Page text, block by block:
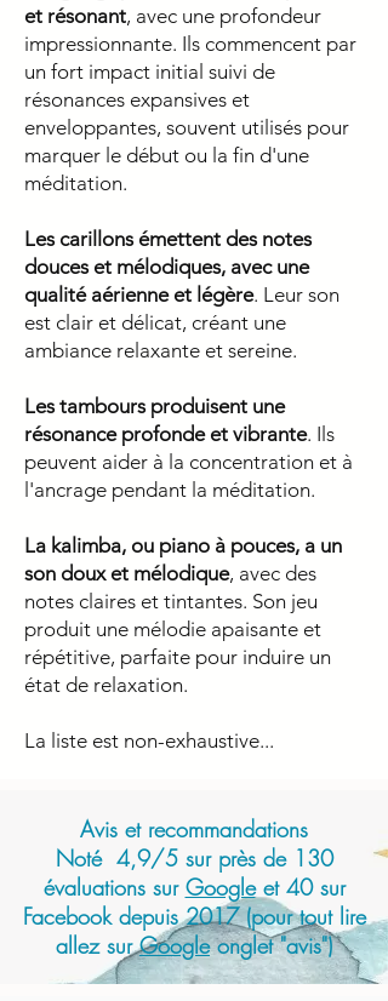
et résonant, avec une profondeur
impressionnante. Ils commencent par
un fort impact initial suivi de
résonances expansives et
enveloppantes, souvent utilisés pour
marquer le début ou la fin d'une
méditation.
Les carillons émettent des notes
douces et mélodiques, avec une
qualité aérienne et légère. Leur son
est clair et délicat, créant une
ambiance relaxante et sereine.
Les tambours produisent une
résonance profonde et vibrante. Ils
peuvent aider à la concentration et à
l'ancrage pendant la méditation.
La kalimba, ou piano à pouces, a un
son doux et mélodique, avec des
notes claires et tintantes. Son jeu
produit une mélodie apaisante et
répétitive, parfaite pour induire un
état de relaxation.
La liste est non-exhaustive...
Avis et recommandations
Noté 4,9/5 sur près de 130
évaluations sur Googleet 40 sur
Facebook depuis 2017 (pour tout lire
allez surGoogleonglet "avis")